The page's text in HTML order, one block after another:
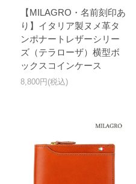
【MILAGRO・名前刻印あ
り】イタリア製ヌメ革タ
ンポナートレザーシリー
ズ（テラローザ）横型ボ
ックスコインケース
8,800円(税込)